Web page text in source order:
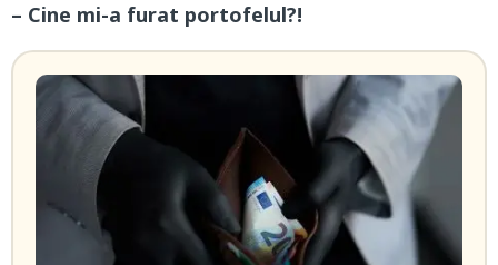
– Cine mi-a furat portofelul?!